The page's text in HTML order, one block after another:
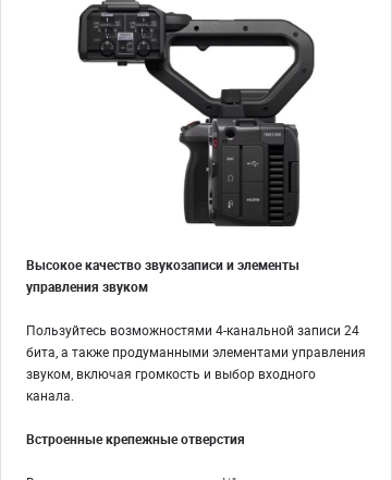
Высокое качество звукозаписи и элементы
управления звуком
Пользуйтесь возможностями 4-канальной записи 24
бита, а также продуманными элементами управления
звуком, включая громкость и выбор входного
канала.
Встроенные крепежные отверстия